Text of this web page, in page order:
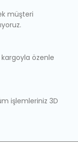
müşteri
özenle
işlemleriniz 3D